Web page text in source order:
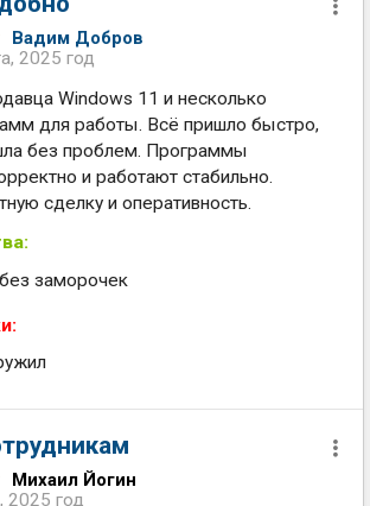
Вадим Добров
2025 год
Windows 11 и несколько
для работы. Всё пришло быстро,
без проблем. Программы
и работают стабильно.
сделку и оперативность.
заморочек
Михаил Йогин
2025 год